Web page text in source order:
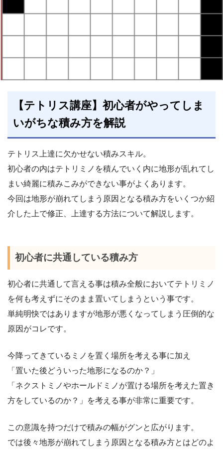
【テトリス講座】初心者がやってしま
いがちな積み方を解説
テトリス上達に欠かせない積みスキル。
初心者の内はテトリミノを積んでいく内に地形が乱れてし
まい綺麗に積みこみができない事がよくあります。
今回は地形が崩れてしまう原因となる積み方をいくつか紹
介した上で修正、上達する方法について解説します。
初心者に共通している積み方
初心者に共通して言える事は積み全般においてテトリミノ
を何も考えずにそのまま置いてしまうという事です。
単純明快ではありますが地形が悪くなってしまう圧倒的な
原因がコレです。
今降ってきているミノを置く場所を考える事に加え
「置いた後どういった地形になるのか？」
「ネクストミノやホールドミノが置ける場所を考えた置き
方をしているのか？」を考える事が非常に重要です。
この意識を持つだけで積みの幅がグンと広がります。
では後々地形が崩れてしまう原因となる積み方とはどのよ